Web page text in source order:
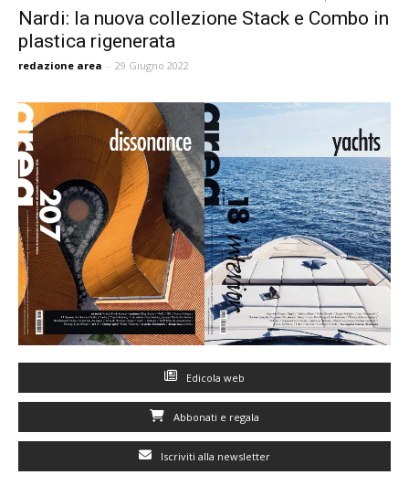
Nardi: la nuova collezione Stack e Combo in
plastica rigenerata
redazione area - 29 Giugno 2022
Edicola web
Abbonati e regala
Iscriviti alla newsletter